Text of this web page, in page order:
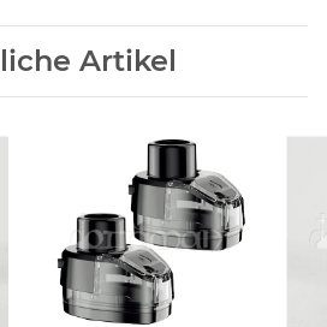
Artikel